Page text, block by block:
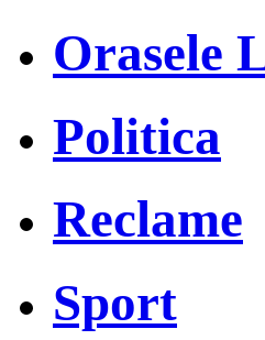
Orasele
Politica
Reclame
Sport